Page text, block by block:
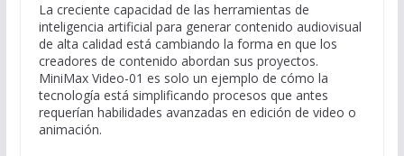
La creciente capacidad de las herramientas de
inteligencia artificial para generar contenido audiovisual
de alta calidad está cambiando la forma en que los
creadores de contenido abordan sus proyectos.
MiniMax Video-01 es solo un ejemplo de cómo la
tecnología está simplificando procesos que antes
requerían habilidades avanzadas en edición de video o
animación.